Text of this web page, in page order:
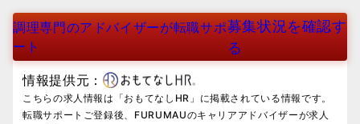
調理専門のアドバイザーが転職サポ
ート
募集状況を確認す
る
情報提供元：
こちらの求人情報は「おもてなしHR」に掲載されている情報です。
転職サポートご登録後、FURUMAUのキャリアアドバイザーが求人